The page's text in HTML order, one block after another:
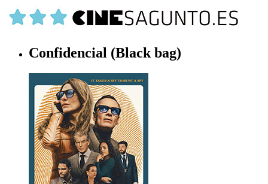
Confidencial (Black bag)